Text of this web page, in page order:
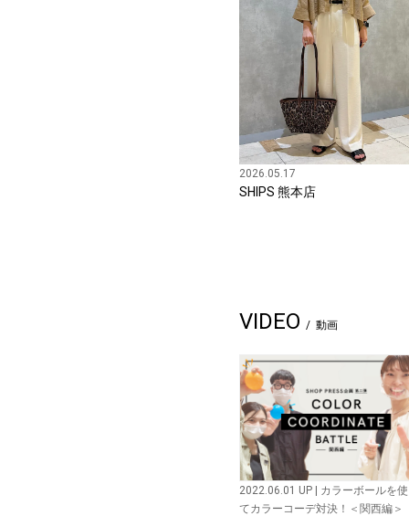
2026.05.17
SHIPS 熊本店
VIDEO 動画
2022.06.01 UP | カラーボールを
てカラーコーデ対決！＜関西編＞